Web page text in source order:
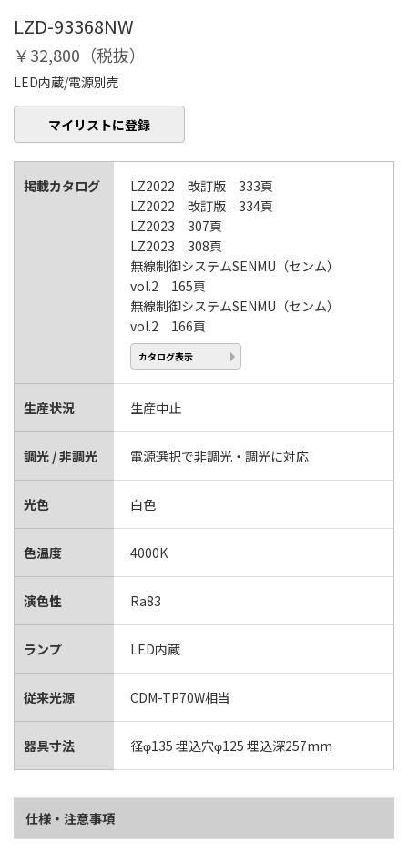
LZD-93368NW
￥32,800（税抜）
LED内蔵/電源別売
マイリストに登録
掲載カタログ
LZ2022 改訂版 333頁
LZ2022 改訂版 334頁
LZ2023 307頁
LZ2023 308頁
無線制御システムSENMU（センム）
vol.2 165頁
無線制御システムSENMU（センム）
vol.2 166頁
カタログ表示
生産状況 生産中止
調光 / 非調光 電源選択で非調光・調光に対応
光色 白色
色温度 4000K
演色性 Ra83
ランプ LED内蔵
従来光源 CDM-TP70W相当
器具寸法 径φ135 埋込穴φ125 埋込深257mm
仕様・注意事項